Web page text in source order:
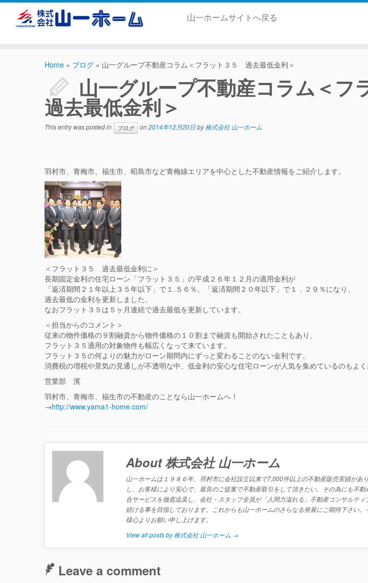
山一ホームサイトへ戻る
Home » ブログ » 山一グループ不動産コラム＜フラット３５ 過去最低金利＞
山一グループ不動産コラム＜フ
過去最低金利＞
This entry was posted in ブログ on2014年12月20日by株式会社 山一ホーム
羽村市、青梅市、福生市、昭島市など青梅線エリアを中心とした不動産情報をご紹介します。
＜フラット３５ 過去最低金利に＞
長期固定金利の住宅ローン「フラット３５」の平成２６年１２月の適用金利が
「返済期間２１年以上３５年以下」で１.５６％、「返済期間２０年以下」で１．２９％になり、
過去最低の金利を更新しました。
なおフラット３５は５ヶ月連続で過去最低を更新しています。
＜担当からのコメント＞
従来の物件価格の９割融資から物件価格の１０割まで融資も開始されたこともあり、
フラット３５適用の対象物件も幅広くなって来ています。
フラット３５の何よりの魅力がローン期間内にずっと変わることのない金利です。
消費税の増税や景気の見通しが不透明な中、低金利の安心な住宅ローンが人気を集めているのもよく
営業部 濱
羽村市、青梅市、福生市の不動産のことなら山一ホームへ！
→http://www.yama1-home.com/
About 株式会社 山一ホーム
山一ホームは１９８６年、羽村市に会社設立以来で7,000件以上の不動産販売実績があ
し、お客様により安心で、最良のご提案で不動産取引をして頂きたい。その為にも不
合サービスを徹底追及し、会社・スタッフ全員が「人間力溢れる」不動産コンサルテ
続ける事を目指しております。これからも山一ホームのさらなる発展にご期待下さい
様心よりお願い申し上げます。
View all posts by 株式会社 山一ホーム →
Leave a comment